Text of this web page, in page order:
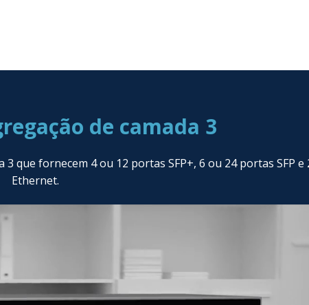
de camada 3
que fornecem 4 ou 12 portas SFP+, 6 ou 24 portas SFP
Ethernet.